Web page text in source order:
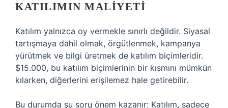
KATILIMIN MALIYETI
Katılım yalnızca oy vermekle sınırlı değildir. Siyasal
tartışmaya dahil olmak, örgütlenmek, kampanya
yürütmek ve bilgi üretmek de katılım biçimleridir.
$15.000, bu katılım biçimlerinin bir kısmını mümkün
kılarken, diğerlerini erişilemez hale getirebilir.
Bu durumda şu soru önem kazanır: Katılım, sadece